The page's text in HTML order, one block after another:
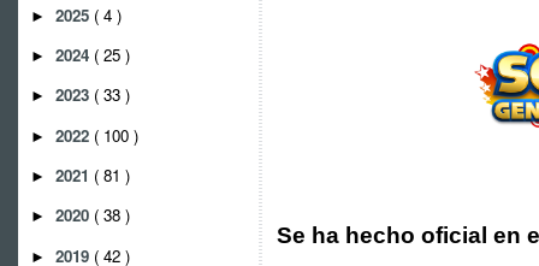
► 2025 ( 4 )
► 2024 ( 25 )
► 2023 ( 33 )
► 2022 ( 100 )
► 2021 ( 81 )
► 2020 ( 38 )
► 2019 ( 42 )
Se ha hecho oficial en